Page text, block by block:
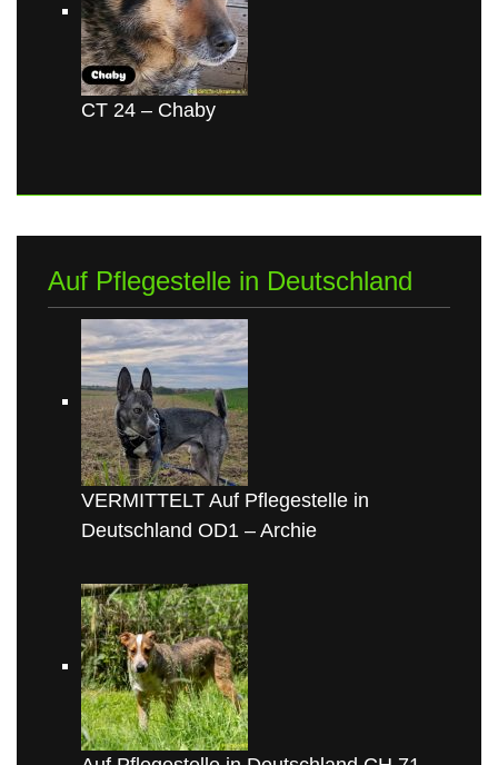
CT 24 – Chaby
Auf Pflegestelle in Deutschland
VERMITTELT Auf Pflegestelle in
Deutschland OD1 – Archie